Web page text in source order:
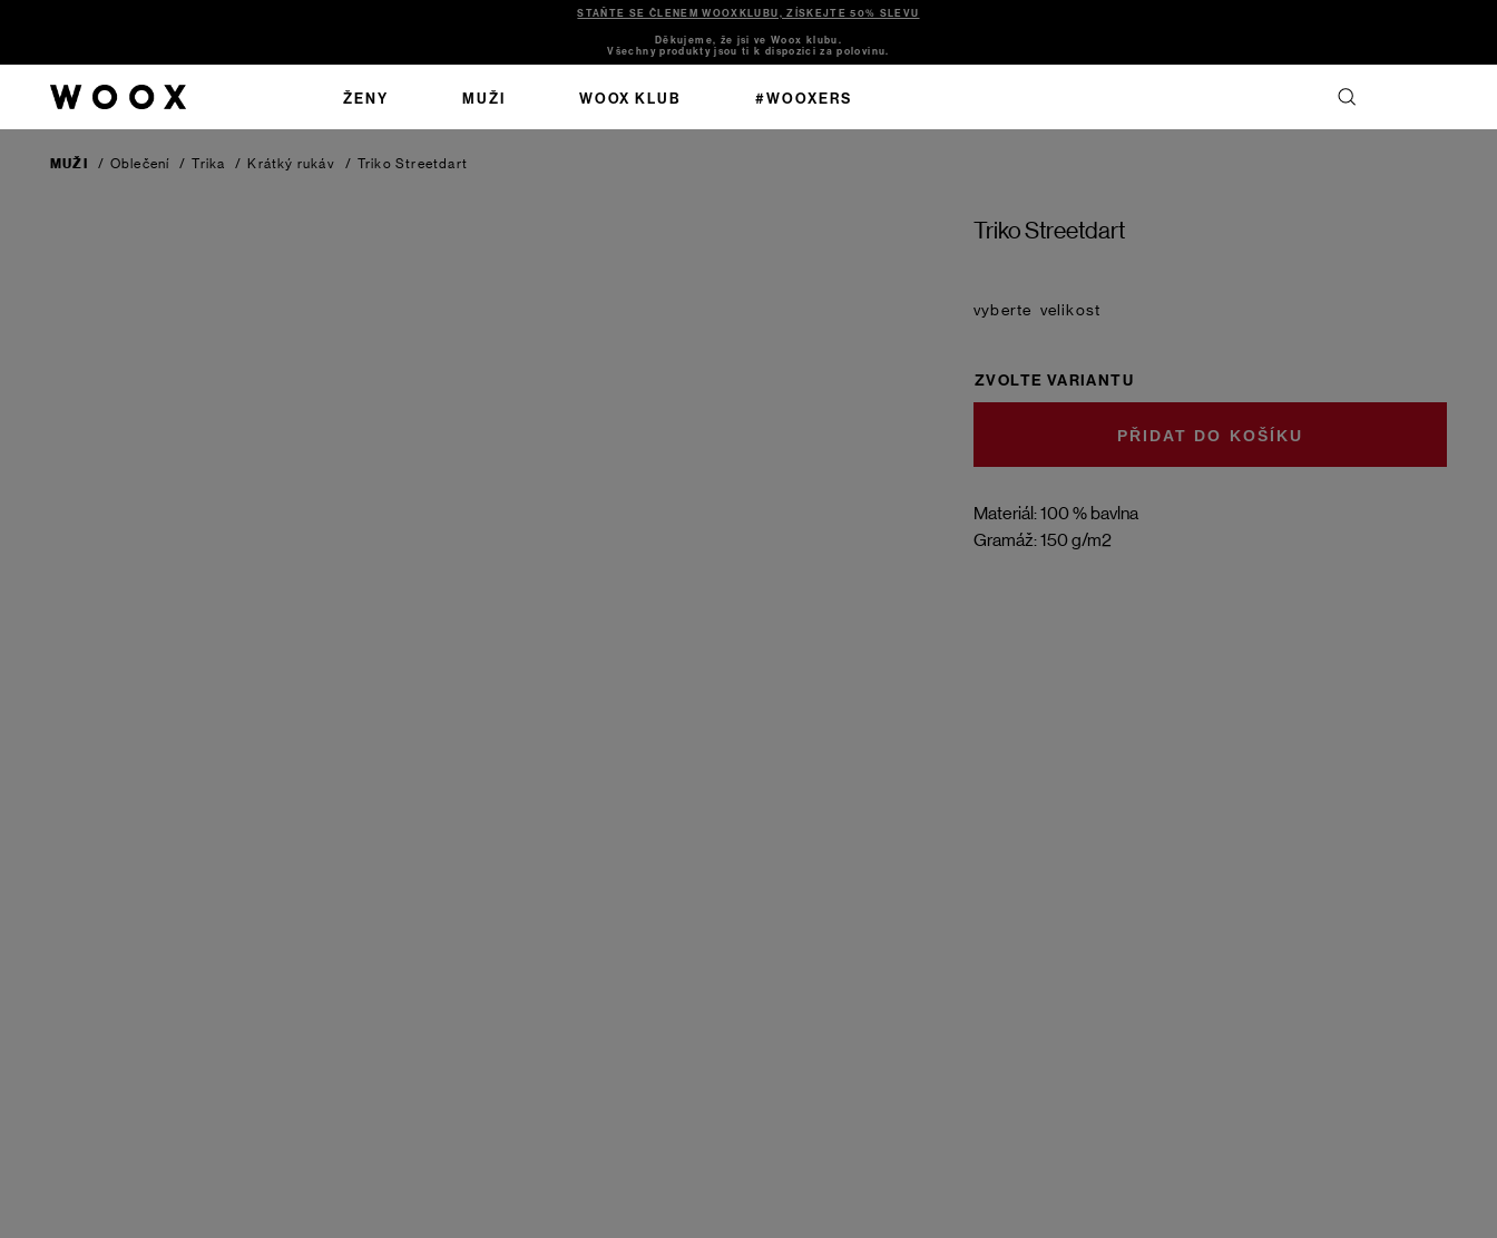
STAŇTE SE ČLENEM WOOXKLUBU, ZÍSKEJTE 50% SLEVU
Děkujeme, že jsi ve Woox klubu.
Všechny produkty jsou ti k dispozici za polovinu.
ŽENY MUŽI WOOX KLUB #WOOXERS
MUŽI / Oblečení / Trika / Krátký rukáv / Triko Streetdart
Triko Streetdart
Materiál: 100 % bavlna
Gramáž: 150 g/m2
velikost
ZVOLTE VARIANTU
DO KOŠÍKU